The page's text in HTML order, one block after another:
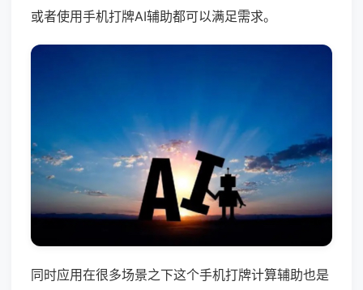
或者使用手机打牌AI辅助都可以满足需求。
同时应用在很多场景之下这个手机打牌计算辅助也是